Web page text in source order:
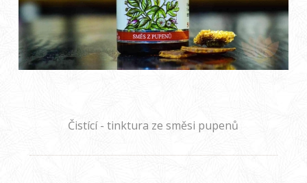
Čistící - tinktura ze směsi pupenů